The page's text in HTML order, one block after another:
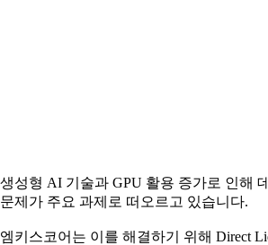
생성형 AI 기술과 GPU 활용 증가로 인해
문제가 주요 과제로 떠오르고 있습니다.
엠키스코어는 이를 해결하기 위해 Direct